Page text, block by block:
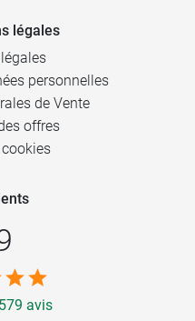
légales
personnelles
de Vente
offres
avis